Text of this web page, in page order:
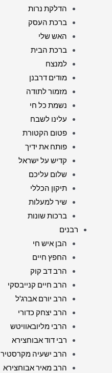
הדלקת נרות
ברכת העסק
האש שלי
ברכת הבית
למנצח
מודים דרבנן
מזמור לתודה
נשמת כל חי
עלינו לשבח
פטום הקטורת
פותח את ידיך
קדיש על ישראל
שלום עליכם
תיקון הכללי
שיר למעלות
ברכות שונות
רבנים
הבן איש חי
החפץ חיים
הרב דב קוק
הרב חיים קנייבסקי
הרב יורם אברג'ל
הרב יצחק כדורי
הרבי מליובאוויטש
רבי דוד אבוחצירא
הרב ישעיה מקרסטיר
הרב מאיר אבוחצירא